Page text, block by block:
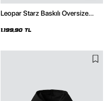
Leopar Starz Baskılı Oversize
1.199,90 TL